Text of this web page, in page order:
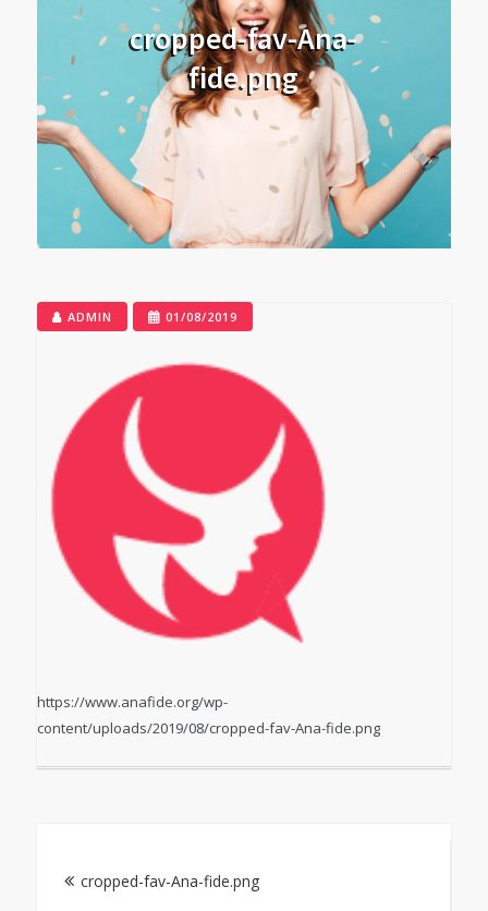
cropped-fav-Ana-
fide.png
ADMIN 01/08/2019
https://www.anafide.org/wp-
content/uploads/2019/08/cropped-fav-Ana-fide.png
cropped-fav-Ana-fide.png